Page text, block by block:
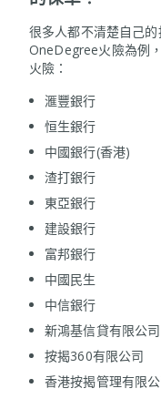
很多人都不清楚自己
OneDegree火險為例
火險：
滙豐銀行
恒生銀行
中國銀行(香港)​
渣打銀行
東亞銀行
建設銀行
富邦銀行
中國民生
中信銀行
新鴻基信貸有限公司
按揭360有限公司
香港按揭管理有限